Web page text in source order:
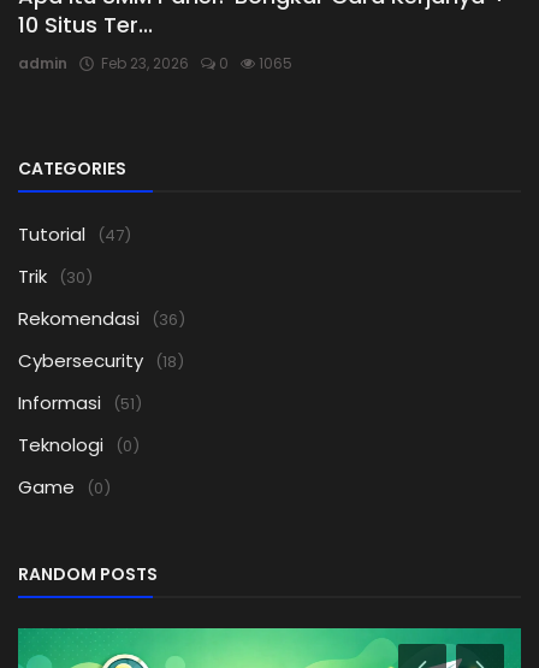
10 Situs Ter...
admin Feb 23, 2026 0 1065
CATEGORIES
Tutorial (47)
Trik (30)
Rekomendasi (36)
Cybersecurity (18)
Informasi (51)
Teknologi (0)
Game (0)
RANDOM POSTS